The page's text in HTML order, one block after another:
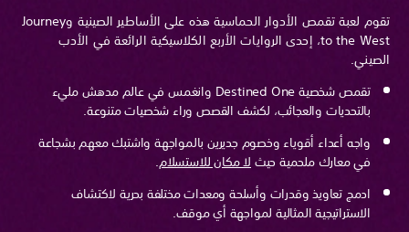
تقوم لعبة تقمص الأدوار الحماسية هذه على الأساطير الصينية وJourney
to the West، إحدى الروايات الأربع الكلاسيكية الرائعة في الأدب
الصيني.
تقمص شخصية Destined One وانغمس في عالم مدهش مليء
بالتحديات والعجائب، لكشف القصص وراء شخصيات متنوعة.
واجه أعداء أقوياء وخصوم جديرين بالمواجهة واشتبك معهم بشجاعة
في معارك ملحمية حيث لا مكان للاستسلام.
ادمج تعاويذ وقدرات وأسلحة ومعدات مختلفة بحرية لاكتشاف
الاستراتيجية المثالية لمواجهة أي موقف.